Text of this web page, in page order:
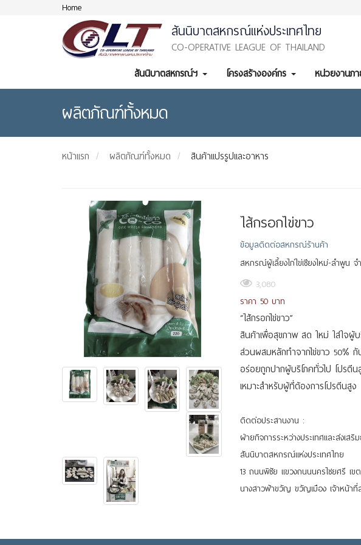
Home
สันนิบาตสหกรณ์แห่งประเทศไทย
CO-OPERATIVE LEAGUE OF THAILAND
สันนิบาตสหกรณ์ฯ โครงสร้างองค์กร หน่วยงานภา
ผลิตภัณฑ์ทั้งหมด
หน้าแรก ผลิตภัณฑ์ทั้งหมด สินค้าแปรรูปและอาหาร
ไส้กรอกไข่ขาว
ข้อมูลติดต่อสหกรณ์ร้านค้า
สหกรณ์ผู้เลี้ยงไก่ไข่เชียงใหม่-ลำพูน
3,080
ราคา 50 บาท
“ไส้กรอกไข่ขาว”
สินค้าเพื่อสุขภาพ สด ใหม่ ใส่ใจผู้บ
ส่วนผสมหลักทำจากไข่ขาว 50%
อร่อยถูกปากผู้บริโภคทั่วไป โปรตีน
เหมาะสำหรับผู้ที่ต้องการโปรตีน
ติดต่อประสานงาน :
ฝ่ายกิจการระหว่างประเทศและส่งเสริ
สันนิบาตสหกรณ์แห่งประเทศไทย
13 ถนนพิชัย แขวงถนนนครไชยศรี เข
นางสาวฟ้าขวัญ ขวัญเมือง เจ้าหน้าที่